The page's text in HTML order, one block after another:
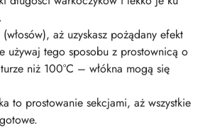
aż uzyskasz pożądany efekt
używaj tego sposobu z prostownicą o
niż 100°C – włókna mogą się
to prostowanie sekcjami, aż wszystkie